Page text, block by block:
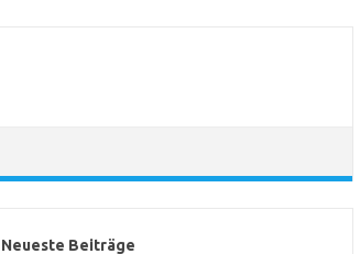
Neueste Beiträge